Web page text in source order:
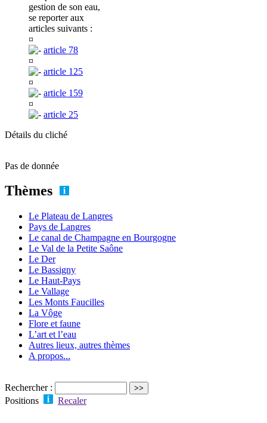
gestion de son eau,
se reporter aux
articles suivants :
¤
article 78
¤
article 125
¤
article 159
¤
article 25
Détails du cliché
Pas de donnée
Thèmes
Le Plateau de Langres
Pays de Langres
Le canal de Champagne en Bourgogne
Le Val de la Petite Saône
Le Der
Le Bassigny
Le Haut-Pays
Le Vallage
Les Monts Faucilles
La Vôge
Flore et faune
L’art et l’eau
Autres lieux, autres thèmes
A propos...
Rechercher :
Positions
Recaler